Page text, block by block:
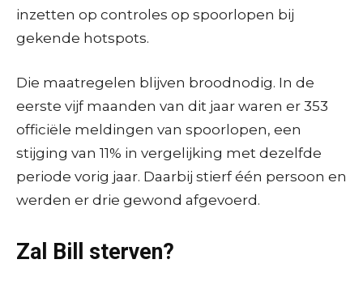
inzetten op controles op spoorlopen bij
gekende hotspots.
Die maatregelen blijven broodnodig. In de
eerste vijf maanden van dit jaar waren er 353
officiële meldingen van spoorlopen, een
stijging van 11% in vergelijking met dezelfde
periode vorig jaar. Daarbij stierf één persoon en
werden er drie gewond afgevoerd.
Zal Bill sterven?